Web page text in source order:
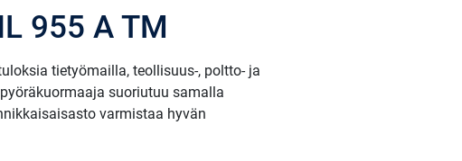
955 A TM
tietyömailla, teollisuus-, poltto- ja
suoriutuu samalla
varmistaa hyvän